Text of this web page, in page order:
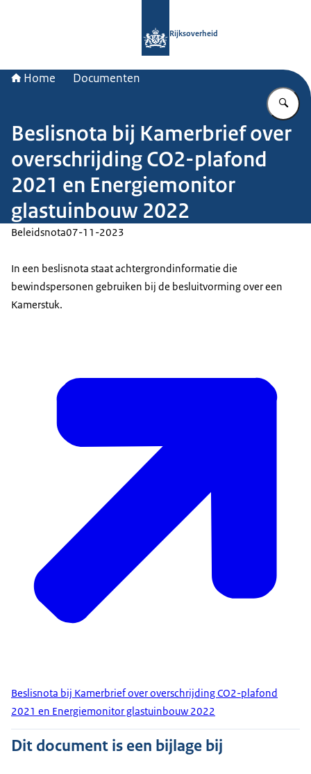
Rijksoverheid
Home Documenten
Beslisnota bij Kamerbrief over
overschrijding CO2-plafond
2021 en Energiemonitor
glastuinbouw 2022
Beleidsnota07-11-2023
In een beslisnota staat achtergrondinformatie die
bewindspersonen gebruiken bij de besluitvorming over een
Kamerstuk.
Beslisnota bij Kamerbrief over overschrijding CO2-plafond
2021 en Energiemonitor glastuinbouw 2022
Dit document is een bijlage bij